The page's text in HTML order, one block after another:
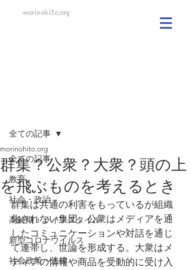
morinohito.org
全ての記事
教育
社会・政治
高齢期・ライフスタイル
新型コロナウイルス
社会政策・法律
全ての記事
群集？公衆？大衆？頭の上
を飛ぶものを考えるとき
morinohito.org
群集は共通の利害をもっているが組織
化されない集団、公衆はメディアを通
したコミュニケーションや対話を通じ
て連帯し、世論を形成する。大衆はメ
ディアの情報や商品を受動的に受け入